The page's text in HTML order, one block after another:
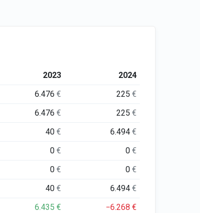
2023
2024
6.476€ 225€
6.476€ 225€
40€ 6.494€
0€ 0€
0€ 0€
40€ 6.494€
6.435€ −6.268€